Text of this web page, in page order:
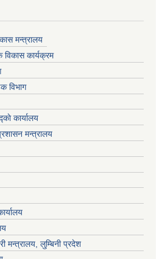
मन्त्रालय
विकास कार्यक्रम
विभाग
कार्यालय
मन्त्रालय
मन्त्रालय, लु्म्बिनी प्रदेश